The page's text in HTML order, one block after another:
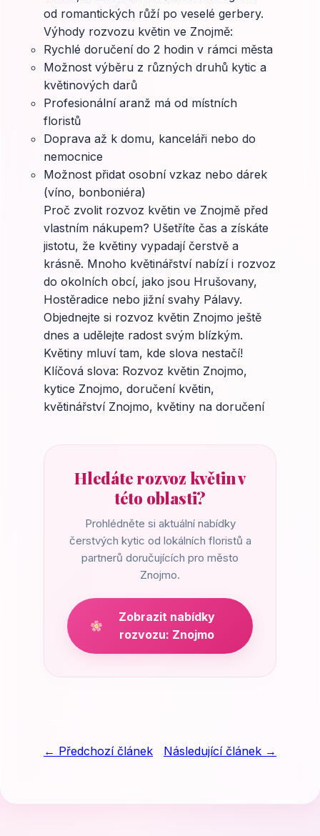
od romantických růží po veselé gerbery.
Výhody rozvozu květin ve Znojmě:
Rychlé doručení do 2 hodin v rámci města
Možnost výběru z různých druhů kytic a
květinových darů
Profesionální aranž má od místních
floristů
Doprava až k domu, kanceláři nebo do
nemocnice
Možnost přidat osobní vzkaz nebo dárek
(víno, bonboniéra)
Proč zvolit rozvoz květin ve Znojmě před
vlastním nákupem? Ušetříte čas a získáte
jistotu, že květiny vypadají čerstvě a
krásně. Mnoho květinářství nabízí i rozvoz
do okolních obcí, jako jsou Hrušovany,
Hostěradice nebo jižní svahy Pálavy.
Objednejte si rozvoz květin Znojmo ještě
dnes a udělejte radost svým blízkým.
Květiny mluví tam, kde slova nestačí!
Klíčová slova: Rozvoz květin Znojmo,
kytice Znojmo, doručení květin,
květinářství Znojmo, květiny na doručení
Hledáte rozvoz květin v
této oblasti?
Prohlédněte si aktuální nabídky
čerstvých kytic od lokálních floristů a
partnerů doručujících pro město
Znojmo.
Zobrazit nabídky
rozvozu: Znojmo
← Předchozí článek Následující článek →